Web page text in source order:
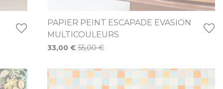
PAPIER PEINT ESCAPADE EVASION
MULTICOULEURS
Prix Spécial
33,00 € 55,00 €